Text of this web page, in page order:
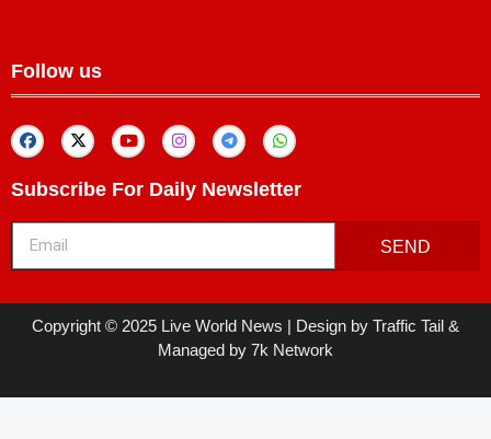
Follow us
Subscribe For Daily Newsletter
SEND
Copyright © 2025 Live World News | Design by Traffic Tail &
Managed by 7k Network